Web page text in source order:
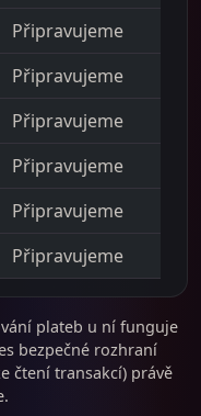
Připravujeme
Připravujeme
Připravujeme
Připravujeme
Připravujeme
Připravujeme
plateb u ní funguje
bezpečné rozhraní
čtení transakcí) právě